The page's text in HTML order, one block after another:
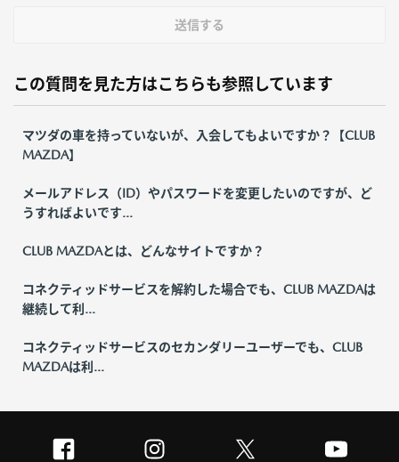
送信する
この質問を見た方はこちらも参照しています
マツダの車を持っていないが、入会してもよいですか？【CLUB
MAZDA】
メールアドレス（ID）やパスワードを変更したいのですが、ど
うすればよいです...
CLUB MAZDAとは、どんなサイトですか？
コネクティッドサービスを解約した場合でも、CLUB MAZDAは
継続して利...
コネクティッドサービスのセカンダリーユーザーでも、CLUB
MAZDAは利...